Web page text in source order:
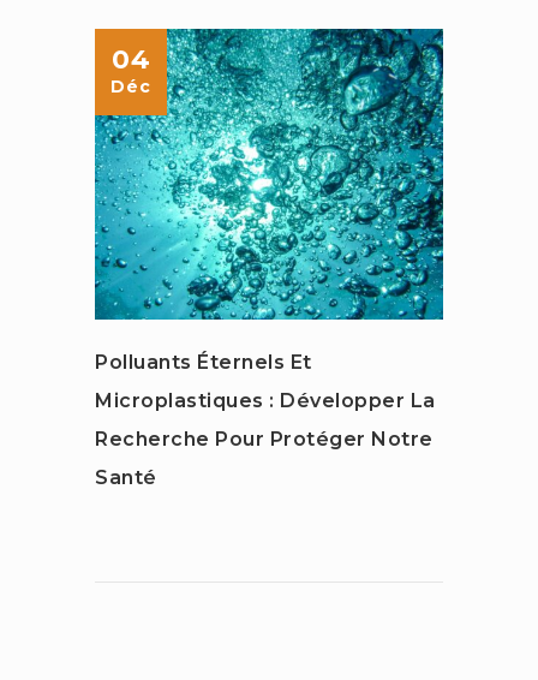
04
Déc
Polluants Éternels Et
Microplastiques : Développer La
Recherche Pour Protéger Notre
Santé